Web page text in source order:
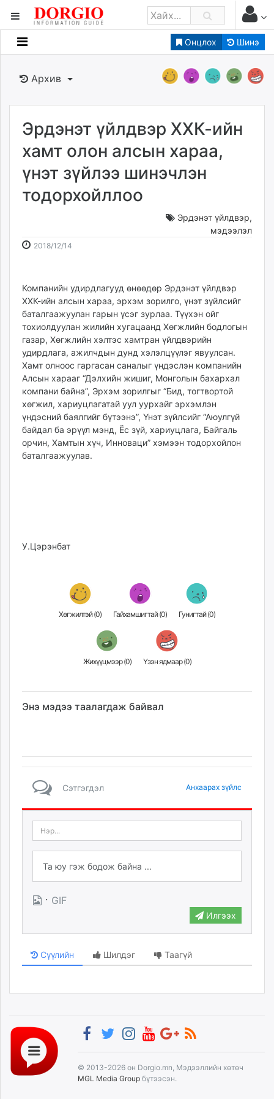
Онцлох Шинэ
Мэдээллийн
Банк санхүү
Бизнес ААН
Төрийн
Нийслэлийн
dorgio.mn
Gogo.mn
caak.mn
zindaa.mn
ikon.mn
mnb.mn
Livetv.mn
Eguur.mn
24tsag.mn
shuud.mn
eagle.mn
ergelt.mn
zarig.mn
today.mn
zuv.mn
mminfo.mn
shuurhai.mn
unegui.mn
tac.mn
unread.today
Архив
Эрдэнэт үйлдвэр ХХК-ийн
хамт олон алсын хараа,
үнэт зүйлээ шинэчлэн
тодорхойллоо
Эрдэнэт үйлдвэр,
мэдээлэл
2018/12/14
09:15:34
10:00:36
Компанийн удирдлагууд өнөөдөр Эрдэнэт үйлдвэр
ХХК-ийн алсын хараа, эрхэм зорилго, үнэт зүйлсийг
баталгаажуулан гарын үсэг зурлаа. Түүхэн ойг
тохиолдуулан жилийн хугацаанд Хөгжлийн бодлогын
газар, Хөгжлийн хэлтэс хамтран үйлдвэрийн
удирдлага, ажилчдын дунд хэлэлцүүлэг явуулсан.
Хамт олноос гаргасан саналыг үндэслэн компанийн
Алсын харааг “Дэлхийн жишиг, Монголын бахархал
компани байна”, Эрхэм зорилгыг “Бид, тогтвортой
хөгжил, хариуцлагатай уул уурхайг эрхэмлэн
үндэсний баялгийг бүтээнэ”, Үнэт зүйлсийг “Аюулгүй
байдал ба эрүүл мэнд, Ёс зүй, хариуцлага, Байгаль
орчин, Хамтын хүч, Инноваци” хэмээн тодорхойлон
баталгаажуулав.
У.Цэрэнбат
Хөгжилтэй (0) Гайхамшигтай (0) Гунигтай (0)
Жихүүцмээр (0) Үзэн ядмаар (0)
Энэ мэдээ таалагдаж байвал
Сэтгэгдэл Анхаарах зүйлс
· GIF
Илгээх
Сүүлийн Шилдэг Таагүй
© 2013-2026 он Dorgio.mn, Мэдээллийн хөтөч
MGL Media Group бүтээсэн.